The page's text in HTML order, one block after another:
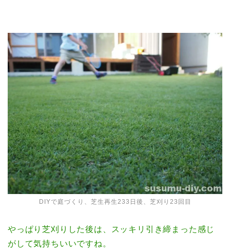
DIYで庭づくり、芝生再生233日後、芝刈り23回目
やっぱり芝刈りした後は、スッキリ引き締まった感じ
がして気持ちいいですね。